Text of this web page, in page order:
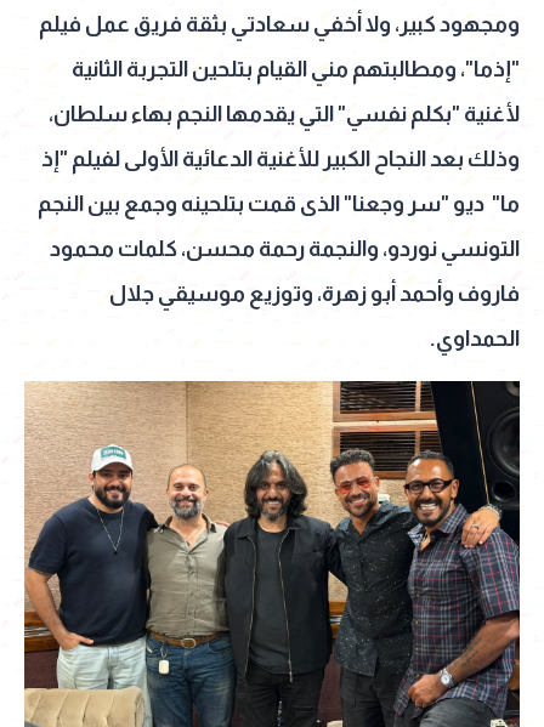
ومجهود كبير، ولا أخفي سعادتي بثقة فريق عمل فيلم
"إذما"، ومطالبتهم مني القيام بتلحين التجربة الثانية
لأغنية "بكلم نفسي" التي يقدمها النجم بهاء سلطان،
وذلك بعد النجاح الكبير للأغنية الدعائية الأولى لفيلم "إذ
ما" ديو "سر وجعنا" الذى قمت بتلحينه وجمع بين النجم
التونسي نوردو، والنجمة رحمة محسن، كلمات محمود
فاروف وأحمد أبو زهرة، وتوزيع موسيقي جلال
الحمداوي.